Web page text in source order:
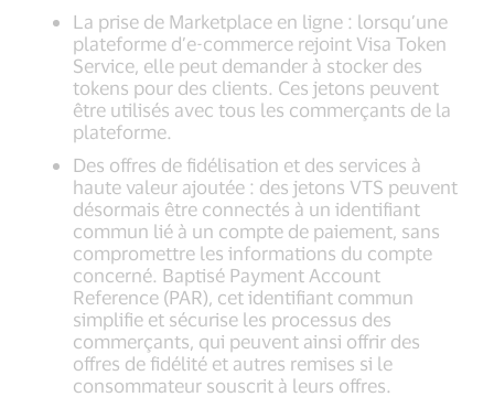
La prise de Marketplace en ligne : lorsqu’une
plateforme d’e-commerce rejoint Visa Token
Service, elle peut demander à stocker des
tokens pour des clients. Ces jetons peuvent
être utilisés avec tous les commerçants de la
plateforme.
Des offres de fidélisation et des services à
haute valeur ajoutée : des jetons VTS peuvent
désormais être connectés à un identifiant
commun lié à un compte de paiement, sans
compromettre les informations du compte
concerné. Baptisé Payment Account
Reference (PAR), cet identifiant commun
simplifie et sécurise les processus des
commerçants, qui peuvent ainsi offrir des
offres de fidélité et autres remises si le
consommateur souscrit à leurs offres.